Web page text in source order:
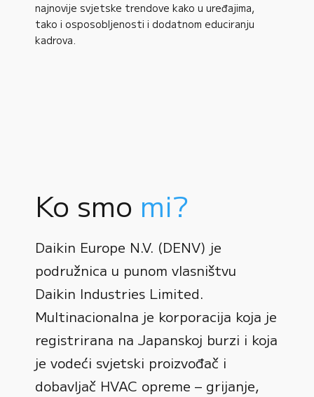
najnovije svjetske trendove kako u uređajima,
tako i osposobljenosti i dodatnom educiranju
kadrova.
Ko smo mi?
Daikin Europe N.V. (DENV) je
podružnica u punom vlasništvu
Daikin Industries Limited.
Multinacionalna je korporacija koja je
registrirana na Japanskoj burzi i koja
je vodeći svjetski proizvođač i
dobavljač HVAC opreme – grijanje,
0